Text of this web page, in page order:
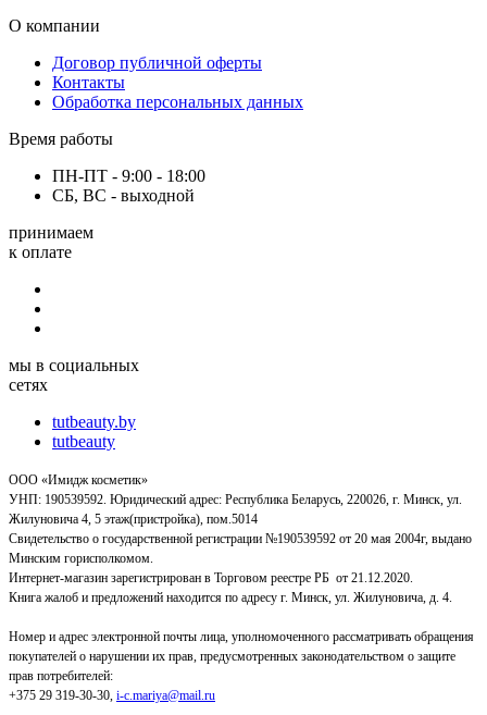
О компании
Договор публичной оферты
Контакты
Обработка персональных данных
Время работы
ПН-ПТ - 9:00 - 18:00
СБ, ВС - выходной
принимаем
к оплате
мы в социальных
сетях
tutbeauty.by
tutbeauty
ООО «Имидж косметик»
УНП: 190539592. Юридический адрес: Республика Беларусь, 220026, г. Минск, ул.
Жилуновича 4, 5 этаж(пристройка), пом.5014
Свидетельство о государственной регистрации №190539592 от 20 мая 2004г, выдано
Минским горисполкомом.
Интернет-магазин зарегистрирован в Торговом реестре РБ от 21.12.2020.
Книга жалоб и предложений находится по адресу г. Минск, ул. Жилуновича, д. 4.
Номер и адрес электронной почты лица, уполномоченного рассматривать обращения
покупателей о нарушении их прав, предусмотренных законодательством о защите
прав потребителей:
+375 29 319-30-30, i-c.mariya@mail.ru